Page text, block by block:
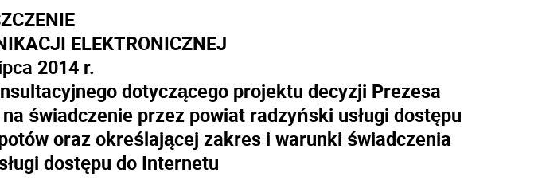
ELEKTRONICZNEJ
2014 r.
dotyczącego projektu decyzji Prezesa
świadczenie przez powiat radzyński usługi dostępu
oraz określającej zakres i warunki świadczenia
dostępu do Internetu